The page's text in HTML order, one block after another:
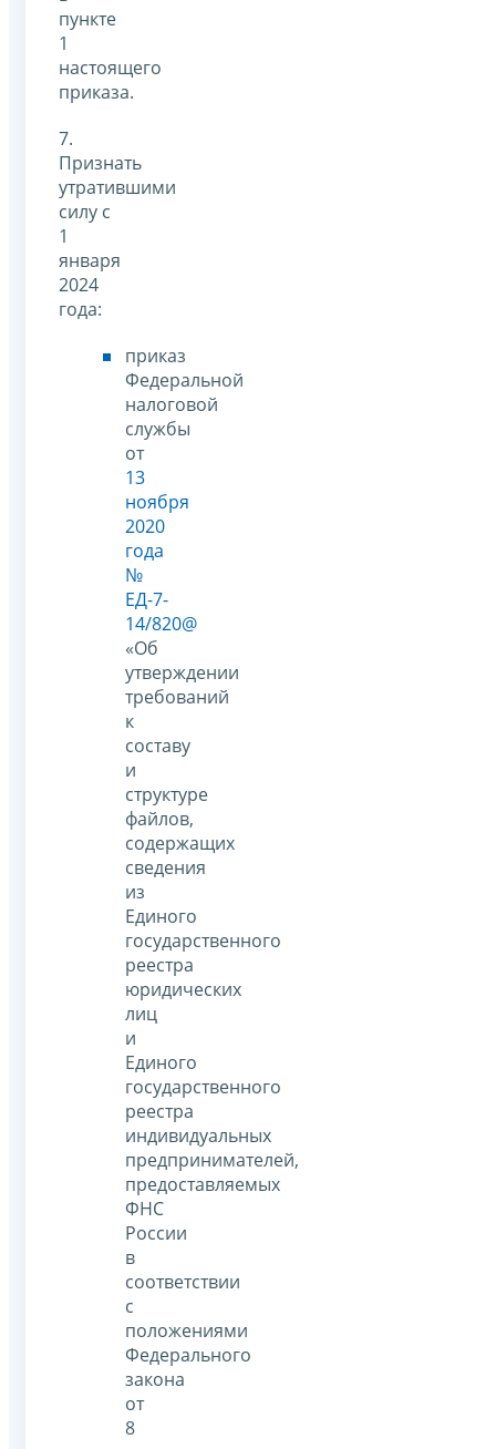
пункте
1
настоящего
приказа.
7.
Признать
утратившими
силу с
1
января
2024
года:
приказ
Федеральной
налоговой
службы
от
13
ноября
2020
года
№
ЕД-7-
14/820@
«Об
утверждении
требований
к
составу
и
структуре
файлов,
содержащих
сведения
из
Единого
государственного
реестра
юридических
лиц
и
Единого
государственного
реестра
индивидуальных
предпринимателей,
предоставляемых
ФНС
России
в
соответствии
с
положениями
Федерального
закона
от
8